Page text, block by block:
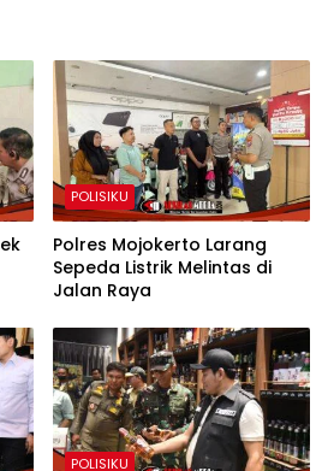
POLISIKU
Polres Mojokerto Larang
Sepeda Listrik Melintas di
Jalan Raya
POLISIKU